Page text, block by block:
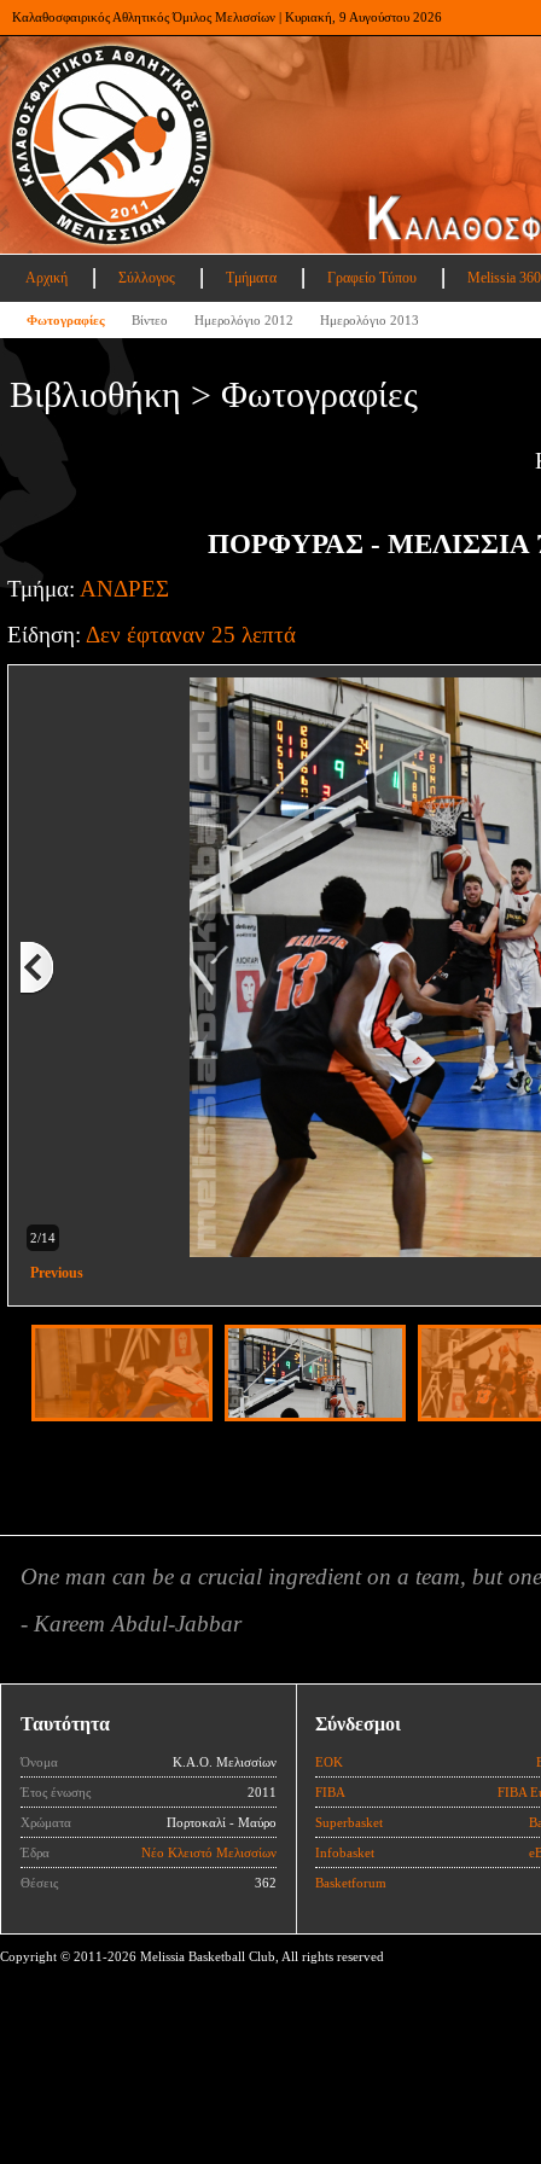
Καλαθοσφαιρικός Αθλητικός Όμιλος Μελισσίων | Κυριακή, 9 Αυγούστου 2026
Αρχική Σύλλογος Τμήματα Γραφείο Τύπου Melissia
Φωτογραφίες Βίντεο Ημερολόγιο 2012 Ημερολόγιο 2013
Βιβλιοθήκη > Φωτογραφίες
ΠΟΡΦΥΡΑΣ - ΜΕΛΙΣΣΙΑ
Τμήμα: ΑΝΔΡΕΣ
Είδηση: Δεν έφταναν 25 λεπτά
2/14
Previous
One man can be a crucial ingredient on a team, but
- Kareem Abdul-Jabbar
Ταυτότητα
Όνομα Κ.Α.Ο. Μελισσίων
Έτος ένωσης 2011
Χρώματα Πορτοκαλί - Μαύρο
Έδρα Νέο Κλειστό Μελισσίων
Θέσεις 362
Σύνδεσμοι
ΕΟΚ
FIBA FIBA
Superbasket
Infobasket
Basketforum
Copyright © 2011-2026 Melissia Basketball Club, All rights reserved